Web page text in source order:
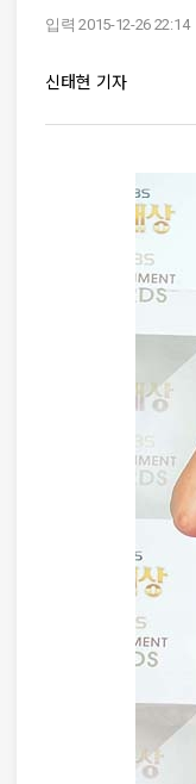
입력 2015-12-26 22:14
신태현 기자